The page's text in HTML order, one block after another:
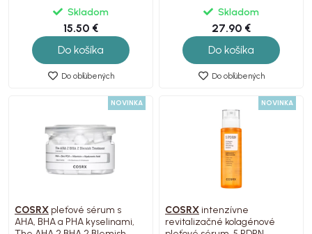
Skladom
15.50 €
Do košíka
Do obľúbených
Skladom
27.90 €
Do košíka
Do obľúbených
NOVINKA
COSRX pleťové sérum s
AHA, BHA a PHA kyselinami,
NOVINKA
COSRXintenzívne
revitalizačné kolagénové